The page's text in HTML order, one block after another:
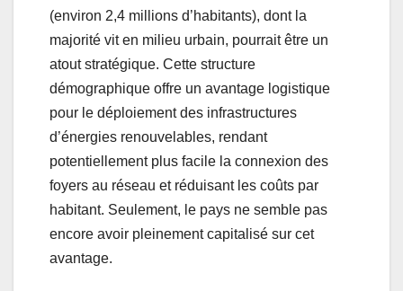
(environ 2,4 millions d’habitants), dont la
majorité vit en milieu urbain, pourrait être un
atout stratégique. Cette structure
démographique offre un avantage logistique
pour le déploiement des infrastructures
d’énergies renouvelables, rendant
potentiellement plus facile la connexion des
foyers au réseau et réduisant les coûts par
habitant. Seulement, le pays ne semble pas
encore avoir pleinement capitalisé sur cet
avantage.